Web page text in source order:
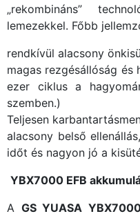
„rekombináns”
lemezekkel. Főbb
rendkívül alacsony
magas rezgésállóság
ezer ciklus a
szemben.)
Teljesen
alacsony belső
időt és nagyon jó a
YBX7000 EFB
A GS YUASA